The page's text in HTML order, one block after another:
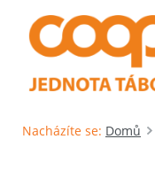
Nacházíte se: Domů